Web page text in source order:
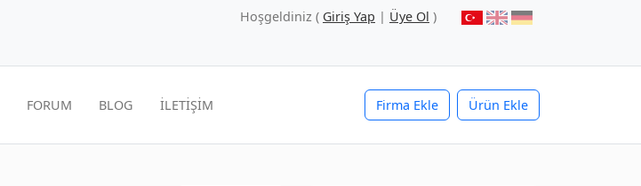
Hoşgeldiniz ( Giriş Yap | Üye Ol )
Firma Ekle Ürün Ekle
FORUM BLOG İLETİŞİM